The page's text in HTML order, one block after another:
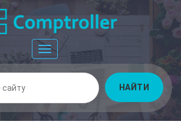
Toggle
navigation
НАЙТИ